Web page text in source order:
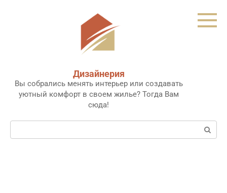
Дизайнерия
Вы собрались менять интерьер или создавать
уютный комфорт в своем жилье? Тогда Вам
сюда!
Поиск: